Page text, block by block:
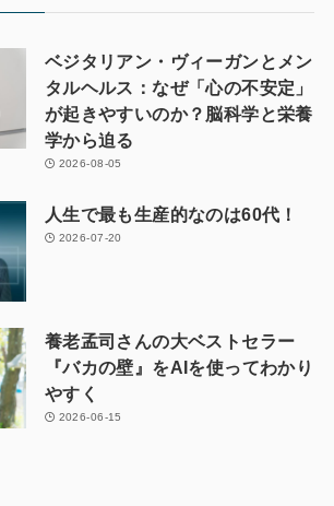
ベジタリアン・ヴィーガンとメン
タルヘルス：なぜ「心の不安定」
が起きやすいのか？脳科学と栄養
学から迫る
2026-08-05
人生で最も生産的なのは60代！
2026-07-20
養老孟司さんの大ベストセラー
『バカの壁』をAIを使ってわかり
やすく
2026-06-15